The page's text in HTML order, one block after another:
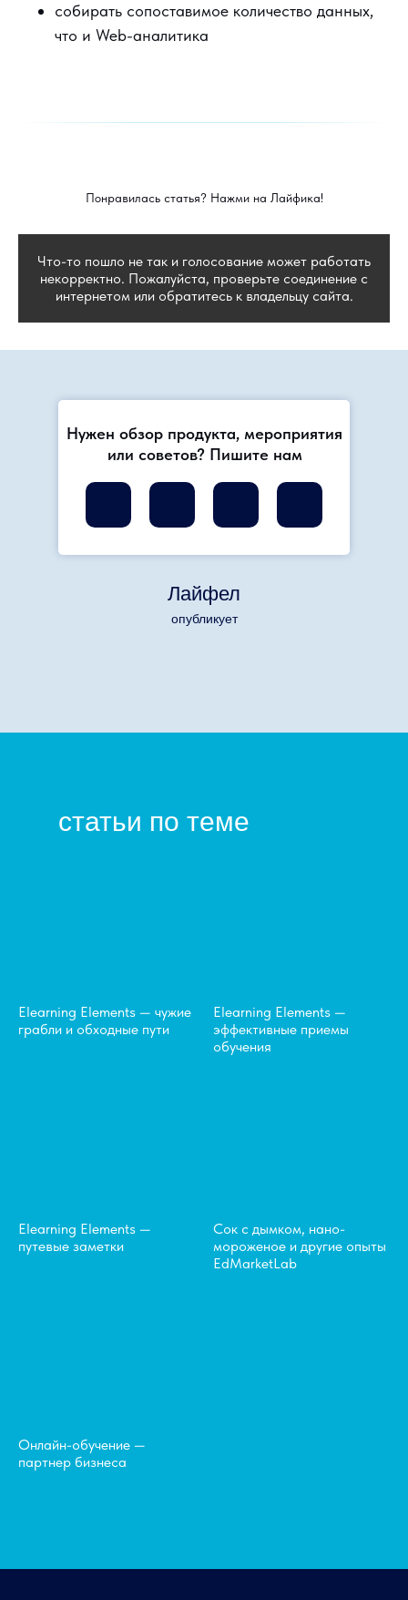
собирать сопоставимое количество данных,
что и Web-аналитика
Понравилась статья? Нажми на Лайфика!
Что-то пошло не так и голосование может работать
некорректно. Пожалуйста, проверьте соединение с
интернетом или обратитесь к владельцу сайта.
Нужен обзор продукта, мероприятия
или советов? Пишите нам
Лайфел
опубликует
статьи по теме
Elearning Elements — чужие
грабли и обходные пути
Elearning Elements —
эффективные приемы
обучения
Elearning Elements —
путевые заметки
Сок с дымком, нано-
мороженое и другие опыты
EdMarketLab
Онлайн-обучение —
партнер бизнеса